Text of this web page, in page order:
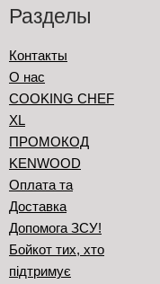
Разделы
Контакты
О нас
COOKING CHEF
XL
ПРОМОКОД
KENWOOD
Оплата та
Доставка
Допомога ЗСУ!
Бойкот тих, хто
підтримує